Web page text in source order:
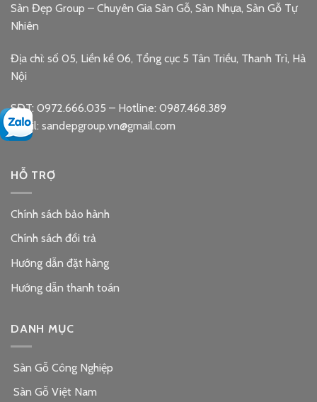
Sàn Đẹp Group – Chuyên Gia Sàn Gỗ, Sàn Nhựa, Sàn Gỗ Tự
Nhiên
Địa chỉ: số 05, Liền kề 06, Tổng cục 5 Tân Triều, Thanh Trì, Hà
Nội
SĐT: 0972.666.035 – Hotline: 0987.468.389
Email: sandepgroup.vn@gmail.com
HỖ TRỢ
Chính sách bảo hành
Chính sách đổi trả
Hướng dẫn đặt hàng
Hướng dẫn thanh toán
DANH MỤC
Sàn Gỗ Công Nghiệp
Sàn Gỗ Việt Nam